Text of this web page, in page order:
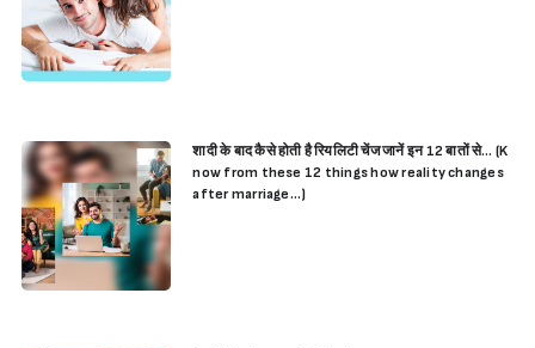
शादी के बाद कैसे होती है रियलिटी चेंज जानें इन 12 बातों से… (K
now from these 12 things how reality changes
after marriage…)